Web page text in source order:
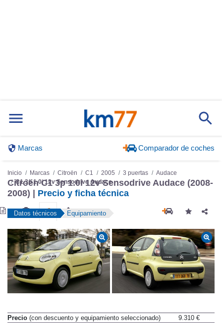
Marcas Comparador de coches
Inicio Marcas Citroën C1 2005 3 puertas
Audace
C1 3p 1.0i 12v Sensodrive Audace
Citroën C1 3p 1.0i 12v Sensodrive Audace (2008-
2008) | Precio y ficha técnica
Datos técnicos Equipamiento
Precio (con descuento y equipamiento seleccionado)
9.310 €